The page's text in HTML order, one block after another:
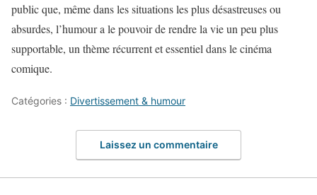
public que, même dans les situations les plus désastreuses ou
absurdes, l’humour a le pouvoir de rendre la vie un peu plus
supportable, un thème récurrent et essentiel dans le cinéma
comique.
Catégories : Divertissement & humour
Laissez un commentaire